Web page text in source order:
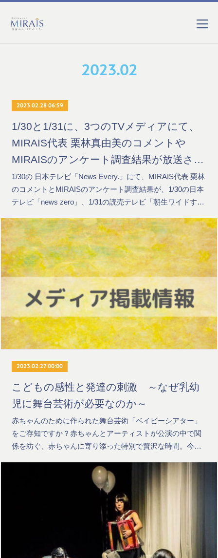
2023.02
2023.02.28 06:59
1/30と1/31に、3つのTVメディアにて、
MIRAIS代表 栗林真由美のコメントや
MIRAISのアンケート調査結果が放送され
ました
1/30の 日本テレビ「News Every.」にて、MIRAIS代表 栗林
のコメントとMIRAISのアンケート調査結果が、1/30の日本
テレビ「news zero」、1/31の読売テレビ「朝生ワイドす…
2023.02.27 00:00
こどもの感性と発達の刺激 ～なぜ乳幼
児に舞台芸術が必要なのか～
赤ちゃんのために作られた舞台芸術「ベイビーシアター」
をご存知ですか？赤ちゃんとアーティストが公演の中で関
係を紡ぐ、赤ちゃんに寄り添った特別で贅沢な時間。今…